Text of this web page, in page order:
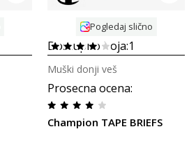
Pogledaj slično
Dostupno boja:1
Prosecna ocena:
Champion TAPE BRIEFS
Muški donji veš